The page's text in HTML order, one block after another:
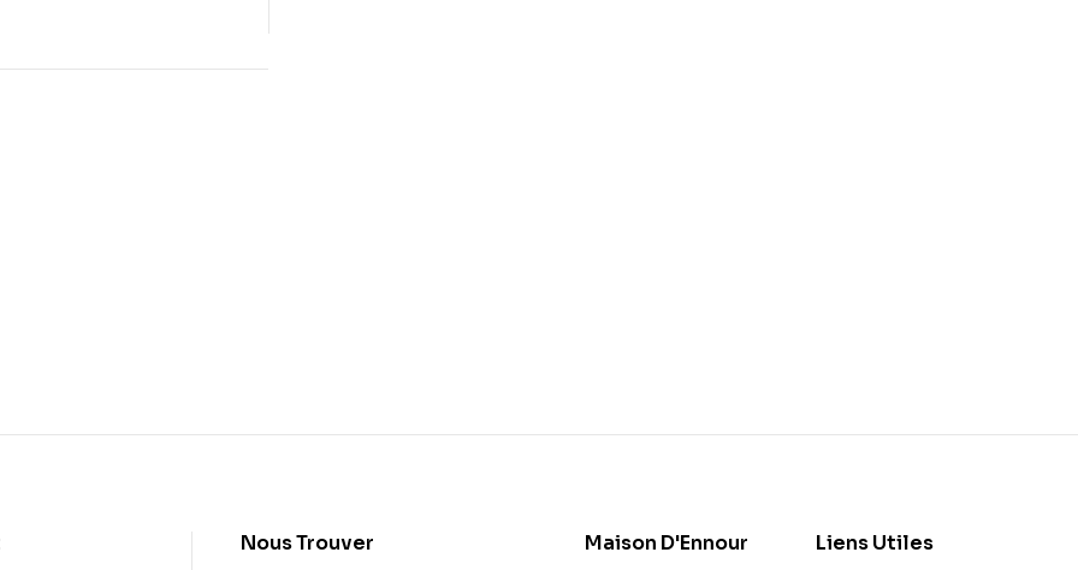
Nous Trouver Maison D'Ennour Liens Utiles